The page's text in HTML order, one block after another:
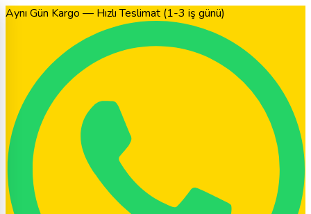
Aynı Gün Kargo — Hızlı Teslimat (1-3 iş günü)